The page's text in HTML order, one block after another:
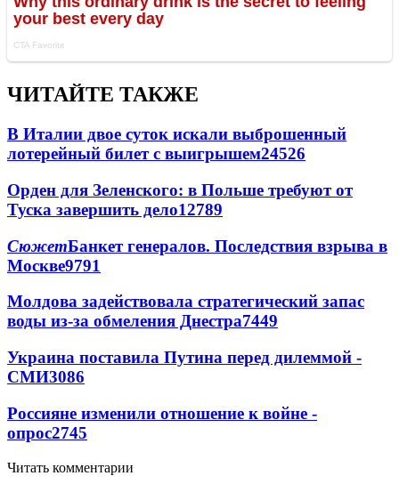
ЧИТАЙТЕ ТАКЖЕ
В Италии двое суток искали выброшенный
лотерейный билет с выигрышем24526
Орден для Зеленского: в Польше требуют от
Туска завершить дело12789
СюжетБанкет генералов. Последствия взрыва в
Москве9791
Молдова задействовала стратегический запас
воды из-за обмеления Днестра7449
Украина поставила Путина перед дилеммой -
СМИ3086
Россияне изменили отношение к войне -
опрос2745
Читать комментарии